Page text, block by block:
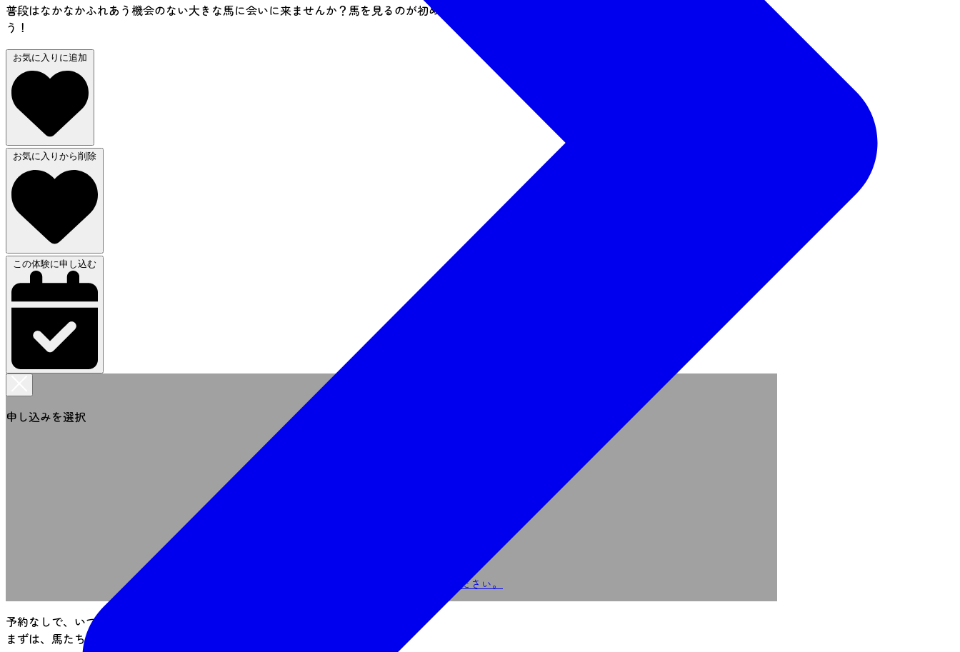
普段はなかなかふれあう機会のない大きな馬に会いに来ませんか？馬を見るのが初めての方も、まずは「エサやり体験」で馬とふれあってみましょ
う！
お気に入りに追加
お気に入りから削除
この体験に申し込む
申し込みを選択
※団体でお越しの方は、事前にご連絡ください。
予約なしで、いつでもお気軽に参加いただける体験です！
まずは、馬たちに会いに海岸公園馬術場へお越しください！